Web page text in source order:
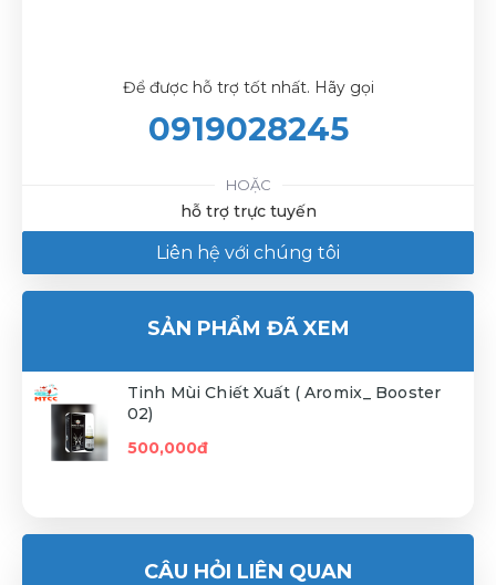
Để được hỗ trợ tốt nhất. Hãy gọi
0919028245
HOẶC
hỗ trợ trực tuyến
Liên hệ với chúng tôi
SẢN PHẨM ĐÃ XEM
Tinh Mùi Chiết Xuất ( Aromix_ Booster
02)
500,000đ
CÂU HỎI LIÊN QUAN